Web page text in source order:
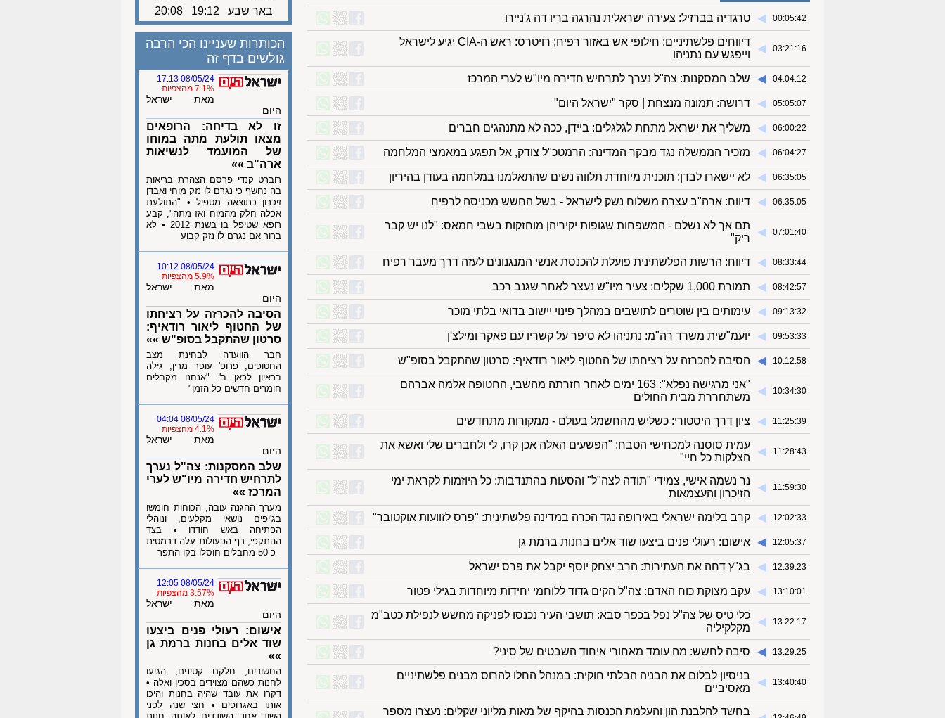
00:05:42
◀︎ טרגדיה בברזיל: צעירה ישראלית נהרגה בריו דה ג'ניירו
03:21:16
◀︎
דיווחים פלשתיניים: חילופי אש באזור רפיח; רויטרס: ראש ה-CIA יגיע לישראל
וייפגש עם נתניהו
04:04:12
◀︎ שלב המסקנות: צה"ל נערך לתרחיש חדירה מיו"ש לערי המרכז
05:05:07
◀︎ דרושה: תמונה מנצחת | סקר "ישראל היום"
06:00:22
◀︎ משליך את ישראל מתחת לגלגלים: ביידן, ככה לא מתנהגים חברים
06:04:27
◀︎ מזכיר הממשלה נגד מבקר המדינה: הרמטכ"ל צודק, אל תפגע במאמצי המלחמה
06:35:05
◀︎ לא יישארו לבדן: תוכנית מיוחדת תלווה נשים שהתאלמנו במלחמה בעודן בהיריון
06:35:05
◀︎ דיווח: ארה"ב עצרה משלוח נשק לישראל - בשל החשש מכניסה לרפיח
07:01:40
◀︎
תם אך לא נשלם - המשפחות שגופות יקיריהן מוחזקות בשבי חמאס: "לנו יש קבר
ריק"
08:33:44
◀︎ דיווח: הרשות הפלשתינית פועלת להכנסת אנשי המנגנונים לעזה דרך מעבר רפיח
08:42:57
◀︎ תמורת 1,000 שקלים: צעיר מיו"ש נעצר לאחר שגנב רכב
09:13:32
◀︎ עימותים בין שוטרים לתושבים במהלך פינוי יישוב בדואי בלתי מוכר
09:53:33
◀︎ יועמ"שית משרד רה"מ: נתניהו לא סיפר על קשריו עם פאקר ומילצ'ן
10:12:58
◀︎ הסיבה להכרזה על רציחתו של החטוף ליאור רודאיף: סרטון שהתקבל בסופ"ש
10:34:30
◀︎
"אני מרגישה נפלא": 163 ימים לאחר חזרתה מהשבי, החטופה אלמה אברהם
משתחררת מבית החולים
11:25:39
◀︎ ציון דרך היסטורי: כשליש מהחשמל בעולם - ממקורות מתחדשים
11:28:43
◀︎
עמית סוסנה למכחישי הטבח: "הפשעים האלה אכן קרו, לי ולחברים שלי ואשא את
הצלקות כל חיי"
11:59:30
◀︎
נר נשמה אישי, צמידי "תודה לצה"ל" והסעות בהתנדבות: כל היוזמות לקראת ימי
הזיכרון והעצמאות
12:02:33
◀︎ קרב בלימה ישראלי באירופה נגד הכרה במדינה פלשתינית: "פרס לזוועות אוקטובר"
12:05:37
◀︎ אישום: רעולי פנים ביצעו שוד אלים בחנות ברמת גן
12:39:23
◀︎ בג"ץ דחה את העתירות: הרב יצחק יוסף יקבל את פרס ישראל
13:10:01
◀︎ עקב מצוקת כוח האדם: צה"ל הקים גדוד ללוחמי יחידות מיוחדות בגילי פטור
13:22:17
◀︎
כלי טיס של צה"ל נפל בכפר סבא: תושבי העיר נכנסו לפניקה מחשש לנפילת כטב"מ
מקלקיליה
13:29:25
◀︎ סיבה לחשש: מה עומד מאחורי איחוד השבטים של סיני?
13:40:40
◀︎
בניסיון לבלום את הבניה הבלתי חוקית: במנהל החלו להרוס מבנים פלשתיניים
מאסיביים
בחשד להלבנת הון והעלמת הכנסות בהיקף של מאות מליוני שקלים: נעצרו מספר
באר שבע
19:12
20:08
הכותרות שעניינו הכי הרבה
גולשים בדף זה
08/05/24 17:13
7.1% מהצפיות
מאת ישראל
היום
זו לא בדיחה: הרופאים
מצאו תולעת מתה במוחו
של המועמד לנשיאות
ארה"ב »»
רוברט קנדי פרסם הצהרת בריאות
בה נחשף כי נגרם לו נזק מוחי ואבדן
זיכרון כתוצאה מטפיל • "התולעת
אכלה חלק מהמוח ואז מתה", קבע
רופא שטיפל בו בשנת 2012 • לא
ברור אם נגרם לו נזק קבוע
08/05/24 10:12
5.9% מהצפיות
מאת ישראל
היום
הסיבה להכרזה על רציחתו
של החטוף ליאור רודאיף:
סרטון שהתקבל בסופ"ש »»
חבר הוועדה לבחינת מצב
החטופים, פרופ' עופר מרין, גילה
בראיון לכאן ב': "אנחנו מקבלים
חומרים חדשים כל הזמן"
08/05/24 04:04
4.1% מהצפיות
מאת ישראל
היום
שלב המסקנות: צה"ל נערך
לתרחיש חדירה מיו"ש לערי
המרכז »»
מערך ההגנה עובה, הכוחות חומשו
בג'יפים נושאי מקלעים, ונוהלי
הפתיחה באש חודדו • בצד
ההתקפי, רף הפעולות עלה דרמטית
- כ-50 מחבלים חוסלו בקו התפר
08/05/24 12:05
3.57% מהצפיות
מאת ישראל
היום
אישום: רעולי פנים ביצעו
שוד אלים בחנות ברמת גן
»»
החשודים, חלקם קטינים, הגיעו
לחנות כשהם מצוידים בסכין ואלה •
דקרו את עובד שהיה בחנות והיכו
אותו באגרופים • חצי שנה לפני